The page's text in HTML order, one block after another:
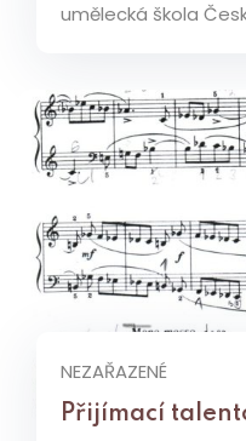
umělecká škola
NEZAŘAZENÉ
Přijímací